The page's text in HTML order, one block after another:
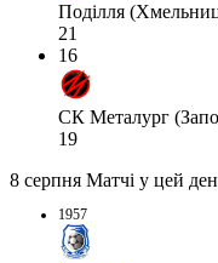
Поділля
21
16
СК Металург
19
8 серпня Матчі у цей
1957